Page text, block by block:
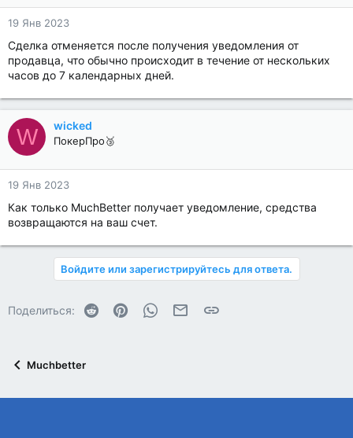
19 Янв 2023
Сделка отменяется после получения уведомления от
продавца, что обычно происходит в течение от нескольких
часов до 7 календарных дней.
W wicked
ПокерПро🥉
19 Янв 2023
Как только MuchBetter получает уведомление, средства
возвращаются на ваш счет.
Войдите или зарегистрируйтесь для ответа.
Поделиться: Reddit PinterestWhatsAppЭлектронная почта
Ссылка
Muchbetter